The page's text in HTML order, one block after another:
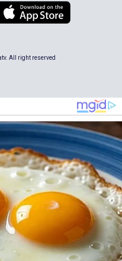
All right reserved